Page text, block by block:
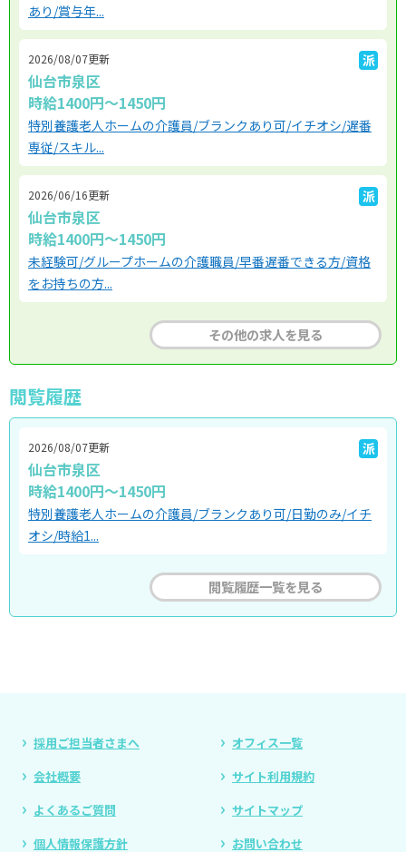
あり/賞与年...
2026/08/07更新 派
仙台市泉区
時給1400円～1450円
特別養護老人ホームの介護員/ブランクあり可/イチオシ/遅番
専従/スキル...
2026/06/16更新 派
仙台市泉区
時給1400円～1450円
未経験可/グループホームの介護職員/早番遅番できる方/資格
をお持ちの方...
その他の求人を見る
閲覧履歴
2026/08/07更新 派
仙台市泉区
時給1400円～1450円
特別養護老人ホームの介護員/ブランクあり可/日勤のみ/イチ
オシ/時給1...
閲覧履歴一覧を見る
採用ご担当者さまへ
オフィス一覧
会社概要
サイト利用規約
よくあるご質問
サイトマップ
個人情報保護方針
お問い合わせ